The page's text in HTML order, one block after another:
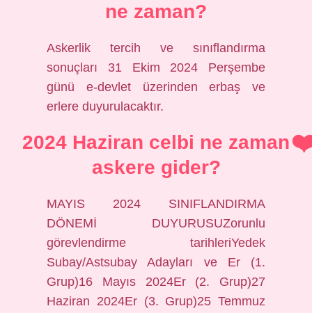
ne zaman?
Askerlik tercih ve sınıflandırma
sonuçları 31 Ekim 2024 Perşembe
günü e-devlet üzerinden erbaş ve
erlere duyurulacaktır.
2024 Haziran celbi ne zaman
askere gider?
MAYIS 2024 SINIFLANDIRMA
DÖNEMİ DUYURUSUZorunlu
görevlendirme tarihleriYedek
Subay/Astsubay Adayları ve Er (1.
Grup)16 Mayıs 2024Er (2. Grup)27
Haziran 2024Er (3. Grup)25 Temmuz